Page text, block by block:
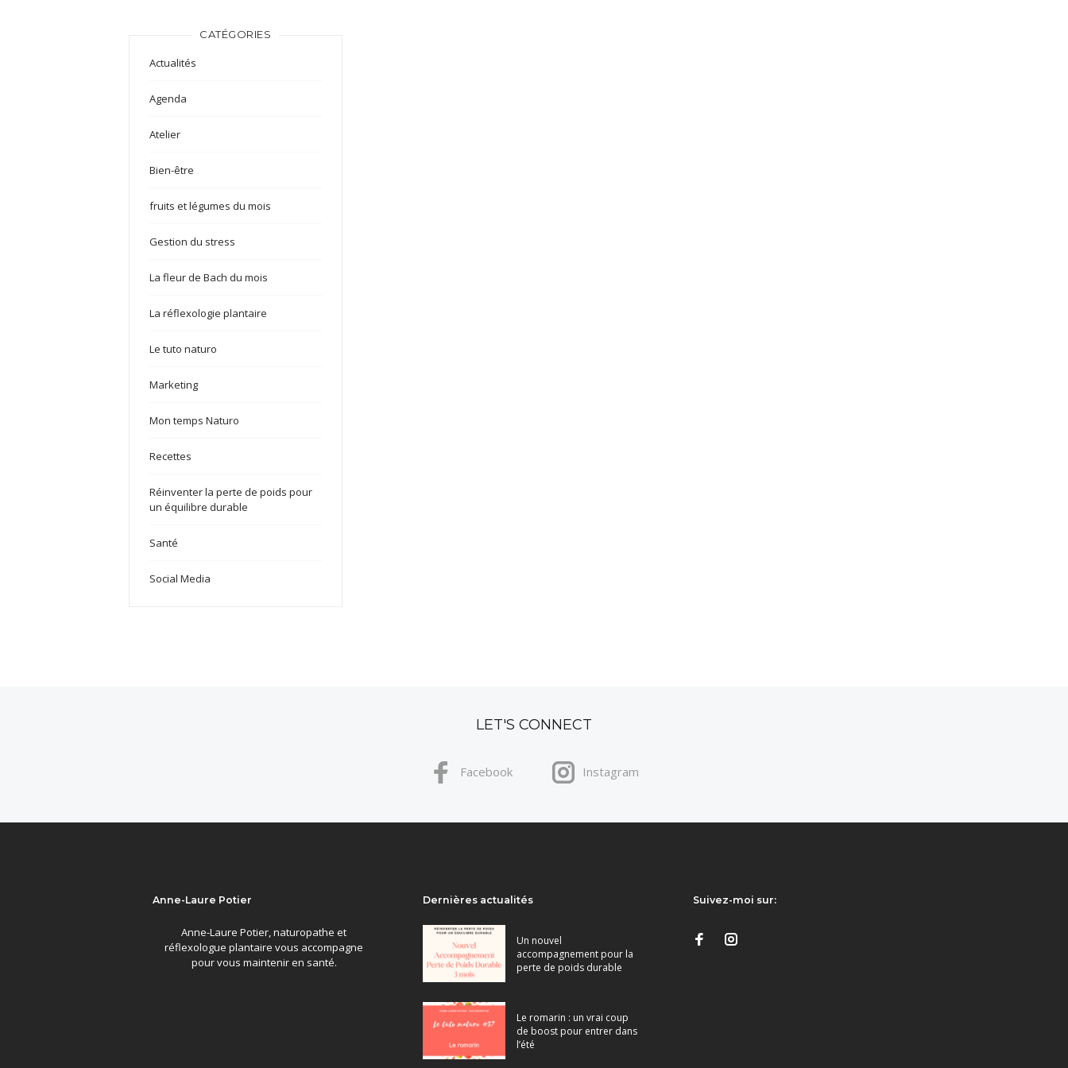
CATÉGORIES
Actualités
Agenda
Atelier
Bien-être
fruits et légumes du mois
Gestion du stress
La fleur de Bach du mois
La réflexologie plantaire
Le tuto naturo
Marketing
Mon temps Naturo
Recettes
Réinventer la perte de poids pour
un équilibre durable
Santé
Social Media
LET'S CONNECT
Facebook Instagram
Anne-Laure Potier
Anne-Laure Potier, naturopathe et
réflexologue plantaire vous accompagne
pour vous maintenir en santé.
Dernières actualités
Un nouvel
accompagnement pour la
perte de poids durable
Le romarin : un vrai coup
de boost pour entrer dans
l’été
Suivez-moi sur: